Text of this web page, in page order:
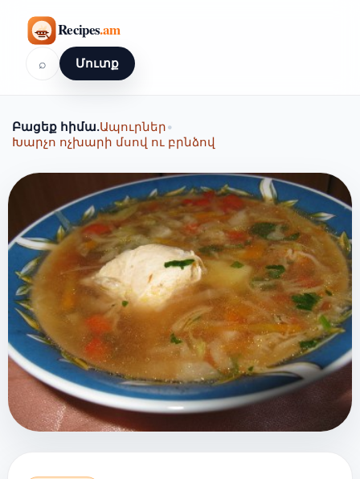
⌕ Մուտք
Բացեք հիմա.Ապուրներ•
Խարչո ոչխարի մսով ու բրնձով